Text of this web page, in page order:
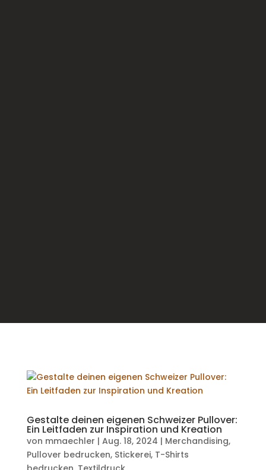
Gestalte deinen eigenen Schweizer Pullover:
Ein Leitfaden zur Inspiration und Kreation
von mmaechler | Aug. 18, 2024 | Merchandising,
Pullover bedrucken, Stickerei, T-Shirts